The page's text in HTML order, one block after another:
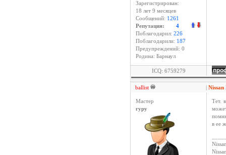
Зарегистрирован:
18 лет 9 месяцев
Сообщений: 1261
Репутация: 4
Поблагодарил: 226
Поблагодарили: 187
Предупреждений: 0
Родина: Барнаул
ICQ: 6759279
ballist |
Мастер
гуру
Тет.
в ее